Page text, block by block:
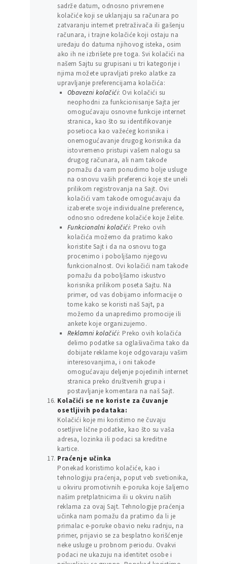
sadrže datum, odnosno privremene
kolačiće koji se uklanjaju sa računara po
zatvaranju internet pretraživača ili gašenju
računara, i trajne kolačiće koji ostaju na
uređaju do datuma njihovog isteka, osim
ako ih ne izbrišete pre toga. Svi kolačići na
našem Sajtu su grupisani u tri kategorije i
njima možete upravljati preko alatke za
upravljanje preferencijama kolačića:
Obavezni kolačići: Ovi kolačići su
neophodni za funkcionisanje Sajta jer
omogućavaju osnovne funkcije internet
stranica, kao što su identifikovanje
posetioca kao važećeg korisnika i
onemogućavanje drugog korisnika da
istovremeno pristupi vašem nalogu sa
drugog računara, ali nam takođe
pomažu da vam ponudimo bolje usluge
na osnovu vaših preferenci koje ste uneli
prilikom registrovanja na Sajt. Ovi
kolačići vam takođe omogućavaju da
izaberete svoje individualne preference,
odnosno određene kolačiće koje želite.
Funkcionalni kolačići: Preko ovih
kolačića možemo da pratimo kako
koristite Sajt i da na osnovu toga
procenimo i poboljšamo njegovu
funkcionalnost. Ovi kolačići nam takođe
pomažu da poboljšamo iskustvo
korisnika prilikom poseta Sajtu. Na
primer, od vas dobijamo informacije o
tome kako se koristi naš Sajt, pa
možemo da unapredimo promocije ili
ankete koje organizujemo.
Reklamni kolačići: Preko ovih kolačića
delimo podatke sa oglašivačima tako da
dobijate reklame koje odgovaraju vašim
interesovanjima, i oni takođe
omogućavaju deljenje pojedinih internet
stranica preko društvenih grupa i
postavljanje komentara na naš Sajt.
Kolačići se ne koriste za čuvanje
osetljivih podataka:
Kolačići koje mi koristimo ne čuvaju
osetljive lične podatke, kao što su vaša
adresa, lozinka ili podaci sa kreditne
kartice.
Praćenje učinka
Ponekad koristimo kolačiće, kao i
tehnologiju praćenja, poput veb svetionika,
u okviru promotivnih e-poruka koje šaljemo
našim pretplatnicima ili u okviru naših
reklama za ovaj Sajt. Tehnologije praćenja
učinka nam pomažu da pratimo da li je
primalac e-poruke obavio neku radnju, na
primer, prijavio se za besplatno korišćenje
neke usluge u probnom periodu. Ovakvi
podaci ne ukazuju na identitet osobe i